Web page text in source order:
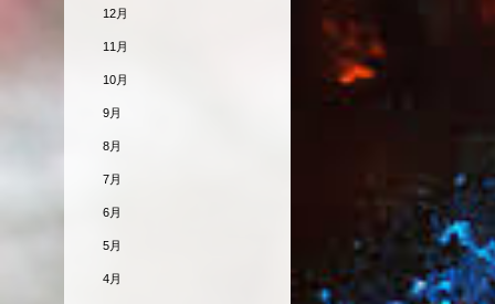
12月
11月
10月
9月
8月
7月
6月
5月
4月